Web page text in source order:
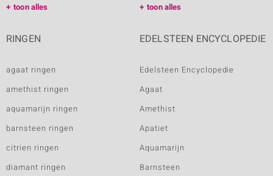
toon alles
toon alles
RINGEN
agaat ringen
amethist ringen
aquamarijn ringen
barnsteen ringen
citrien ringen
diamant ringen
EDELSTEEN ENCYCLOPEDIE
Edelsteen Encyclopedie
Agaat
Amethist
Apatiet
Aquamarijn
Barnsteen